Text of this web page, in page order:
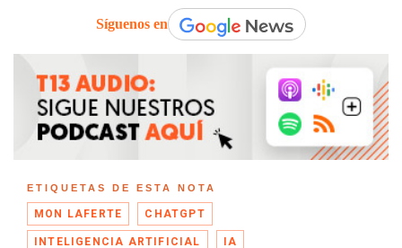
Síguenos en
ETIQUETAS DE ESTA NOTA
MON LAFERTE CHATGPT
INTELIGENCIA ARTIFICIAL IA